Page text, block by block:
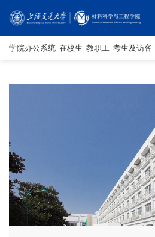
学院办公系统 在校生 教职工 考生及访客